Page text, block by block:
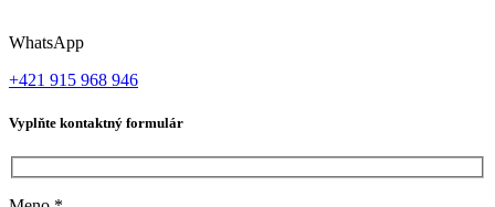
WhatsApp
+421 915 968 946
Vyplňte kontaktný formulár